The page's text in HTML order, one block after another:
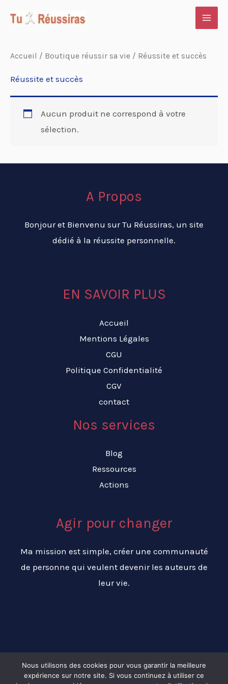
Accueil / Boutique réussir sa vie / Réussite et succès
Réussite et succès
Aucun produit ne correspond à votre
sélection.
A Propos
Bonjour et Bienvenu sur Tu Réussiras, un site
dédié à la réussite personnelle.
EN SAVOIR PLUS
Accueil
Mentions Légales
CGU
Politique Confidentialité
CGV
contact
Nos services
Blog
Ressources
Actions
Agir pour changer
Ma mission est simple, créer une communauté
de personne qui veulent devenir les auteurs de
leur vie.
Nous utilisons des cookies pour vous garantir la meilleure
expérience sur notre site. Si vous continuez à utiliser ce